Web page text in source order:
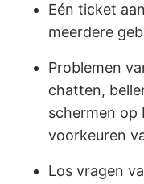
Eén ticket
meerdere
Problemen
chatten,
schermen op
voorkeuren
Los vragen